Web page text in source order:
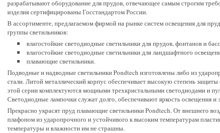
разрабатывают оборудование для прудов, отвечающее самым строгим
изделия сертифицированы Госстандартом России.
В ассортименте, предлагаемом фирмой на рынке систем освещения для
группы светильников:
влагостойкие светодиодные светильники для прудов, фонтанов и
влагостойкие светодиодные светильники для ландшафтного
плавающие светильники.
Подводные и надводные светильники Pondtech изготовлены либо из
стали. Литой металлический корпус обеспечивает высокую степень
этой серии комплектуются мощными трехкристальными светодиодами и
Светодиодные лампочки служат долго, обеспечивают яркость освещения и
Прекрасно украсят пруд плавающие светильники Pondtech. От внешнего
плафоном из ударопрочного и устойчивого к высоким температурам
температуры и влажности им не страшны.